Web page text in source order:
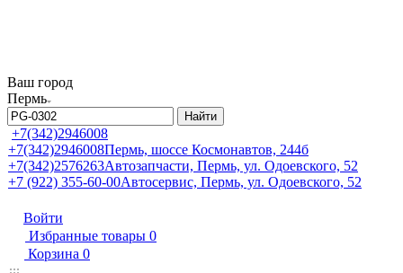
Ваш город
Пермь
Найти
+7(342)2946008
+7(342)2946008Пермь, шоссе Космонавтов, 244б
+7(342)2576263Автозапчасти, Пермь, ул. Одоевского, 52
+7 (922) 355-60-00Автосервис, Пермь, ул. Одоевского, 52
Войти
Избранные товары 0
Корзина 0